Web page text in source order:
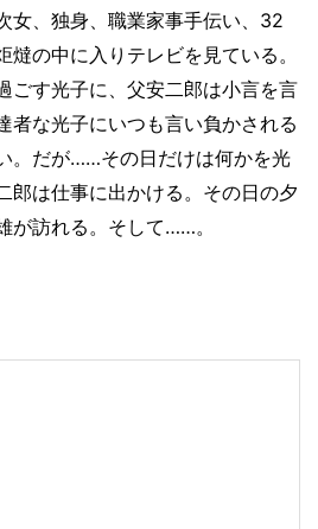
女、独身、職業家事手伝い、32
燵の中に入りテレビを見ている。
ごす光子に、父安二郎は小言を言
者な光子にいつも言い負かされる
。だが……その日だけは何かを光
郎は仕事に出かける。その日の夕
が訪れる。そして……。